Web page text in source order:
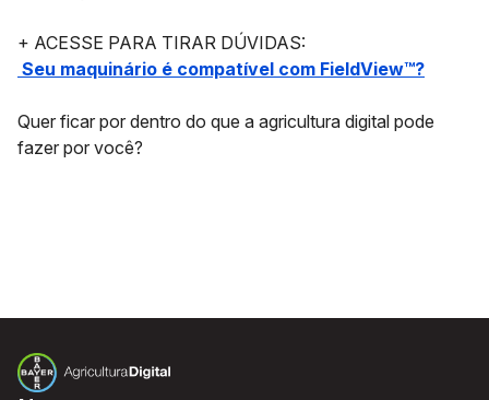
+ ACESSE PARA TIRAR DÚVIDAS:
Seu maquinário é compatível com FieldView™?
Quer ficar por dentro do que a agricultura digital pode
fazer por você?